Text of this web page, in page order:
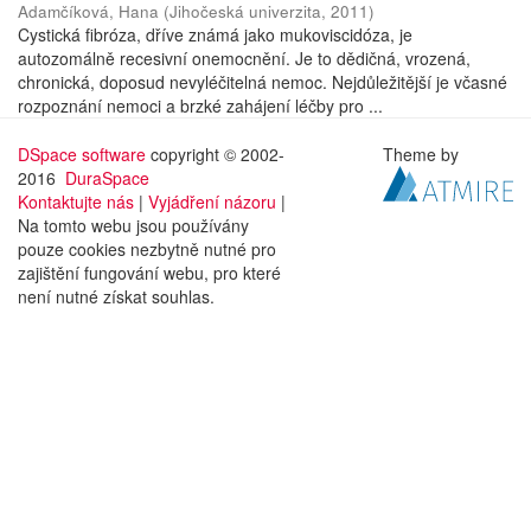
Adamčíková, Hana (Jihočeská univerzita, 2011)
Cystická fibróza, dříve známá jako mukoviscidóza, je
autozomálně recesivní onemocnění. Je to dědičná, vrozená,
chronická, doposud nevyléčitelná nemoc. Nejdůležitější je včasné
rozpoznání nemoci a brzké zahájení léčby pro ...
DSpace software copyright © 2002-
2016 DuraSpace
Kontaktujte nás | Vyjádření názoru |
Na tomto webu jsou používány
pouze cookies nezbytně nutné pro
zajištění fungování webu, pro které
není nutné získat souhlas.
Theme by